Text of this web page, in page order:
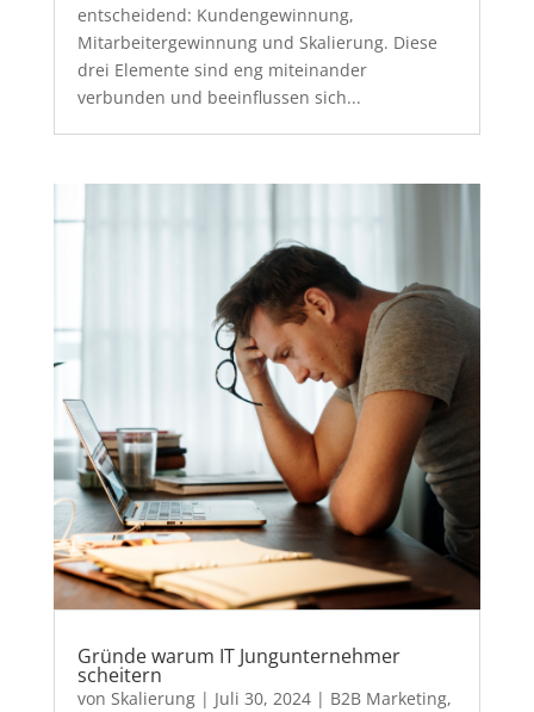
entscheidend: Kundengewinnung,
Mitarbeitergewinnung und Skalierung. Diese
drei Elemente sind eng miteinander
verbunden und beeinflussen sich...
Gründe warum IT Jungunternehmer
scheitern
von Skalierung| Juli 30, 2024| B2B Marketing,